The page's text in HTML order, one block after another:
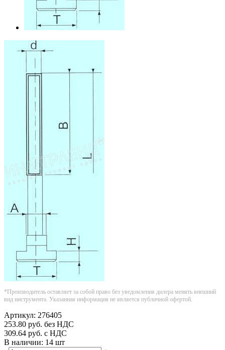
*Производитель оставляет за собой право без уведомления дилера менять внешний
вид инструмента. Указанная информация не является публичной офертой.
Артикул: 276405
253.80 руб. без НДС
309.64 руб. с НДС
В наличии: 14 шт